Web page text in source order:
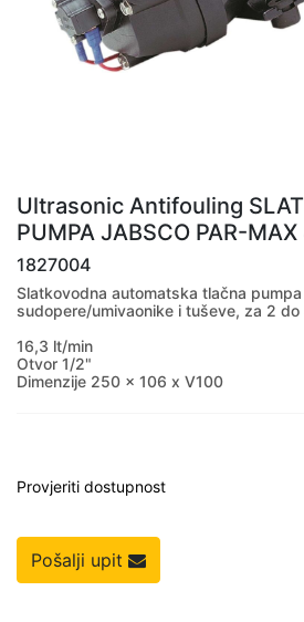
Ultrasonic Antifouling
PUMPA JABSCO PAR-
1827004
Slatkovodna automatska tlačna
sudopere/umivaonike i tuševe, za 2 do
16,3 lt/min
Otvor 1/2"
Dimenzije 250 x 106 x V100
Provjeriti dostupnost
Pošalji upit